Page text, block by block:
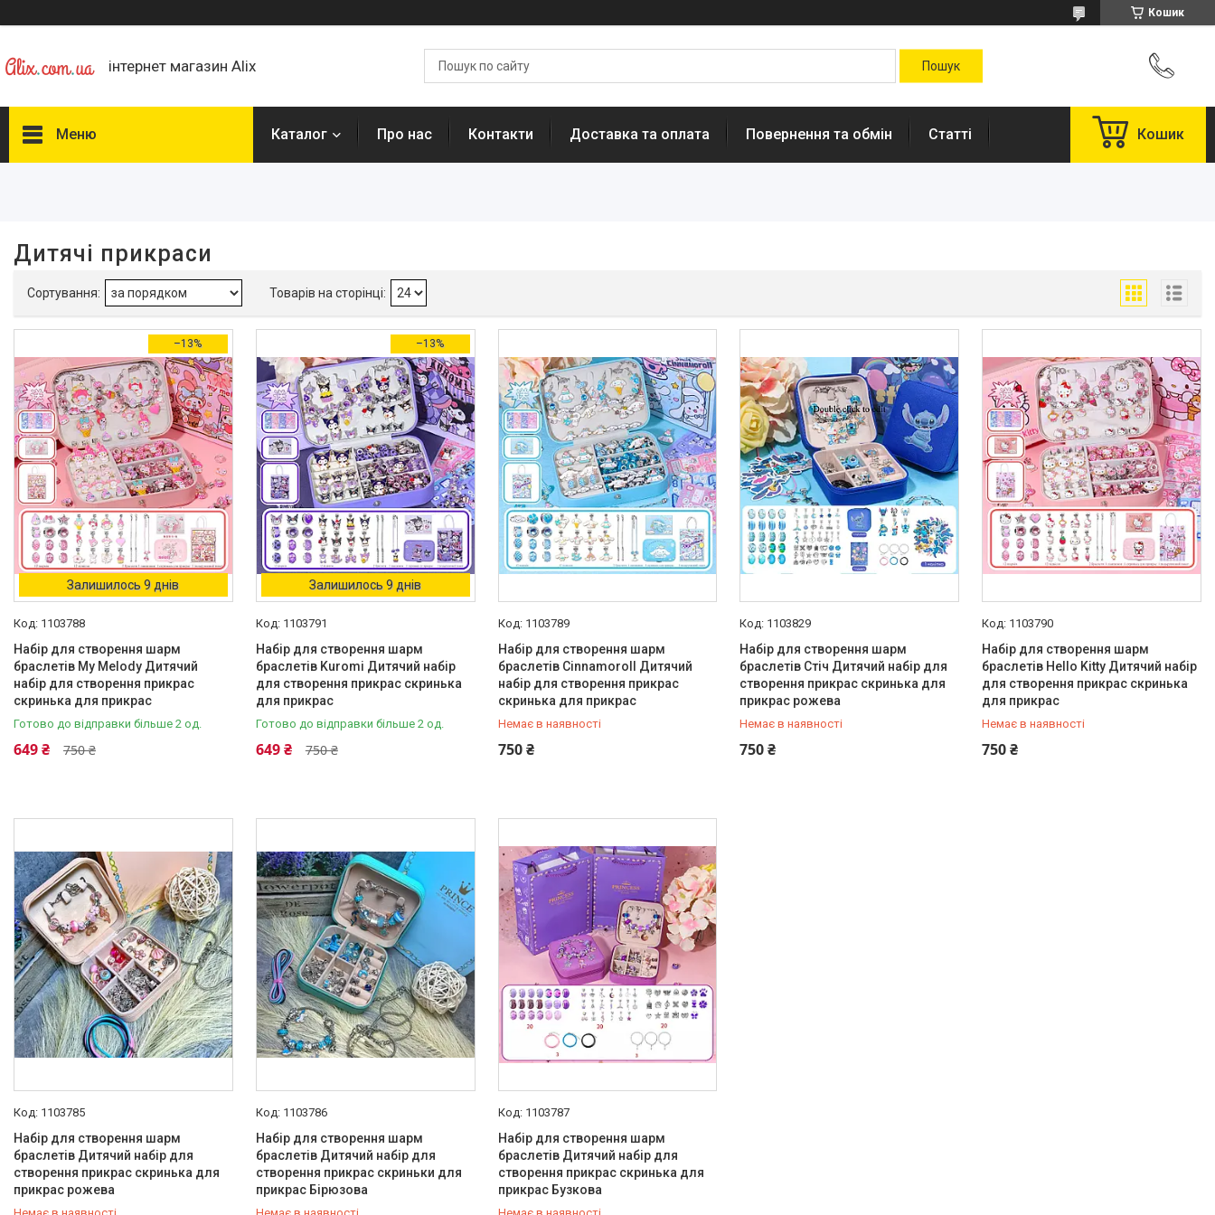
Кошик
інтернет магазин Alix
Меню
Наявність
В наявності 2
Колір
Блакитний 1
Бузковий 1
Бірюзовий 1
Рожевий 3
Синій 1
Ще 1
Каталог
Каталог Про нас Контакти Доставка та оплата Повернення та обмін Статті Кошик
Дитячі прикраси
–13%
Залишилось 9 днів
1103788
Набір для створення шарм
браслетів My Melody Дитячий
набір для створення прикрас
скринька для прикрас
Готово до відправки більше 2 од.
750 ₴
649 ₴
–13%
Залишилось 9 днів
1103791
Набір для створення шарм
браслетів Kuromi Дитячий набір
для створення прикрас скринька
для прикрас
Готово до відправки більше 2 од.
750 ₴
649 ₴
1103789
Набір для створення шарм
браслетів Cinnamoroll Дитячий
набір для створення прикрас
скринька для прикрас
Немає в наявності
750 ₴
+380 (99) 251-91-55
1103829
Набір для створення шарм
браслетів Стіч Дитячий набір для
створення прикрас скринька для
прикрас рожева
Немає в наявності
750 ₴
+380 (99) 251-91-55
1103790
Набір для створення шарм
браслетів Hello Kitty Дитячий набір
для створення прикрас скринька
для прикрас
Немає в наявності
750 ₴
+380 (99) 251-91-55
1103785
Набір для створення шарм
браслетів Дитячий набір для
створення прикрас скринька для
прикрас рожева
1103786
Набір для створення шарм
браслетів Дитячий набір для
створення прикрас скриньки для
прикрас Бірюзова
1103787
Набір для створення шарм
браслетів Дитячий набір для
створення прикрас скринька для
прикрас Бузкова